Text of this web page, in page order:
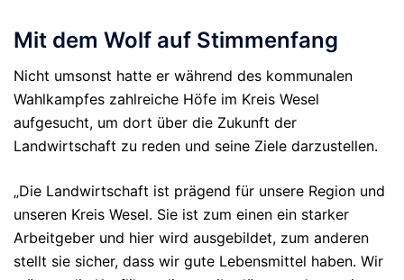
Mit dem Wolf auf Stimmenfang
Nicht umsonst hatte er während des kommunalen
Wahlkampfes zahlreiche Höfe im Kreis Wesel
aufgesucht, um dort über die Zukunft der
Landwirtschaft zu reden und seine Ziele darzustellen.
„Die Landwirtschaft ist prägend für unsere Region und
unseren Kreis Wesel. Sie ist zum einen ein starker
Arbeitgeber und hier wird ausgebildet, zum anderen
stellt sie sicher, dass wir gute Lebensmittel haben. Wir